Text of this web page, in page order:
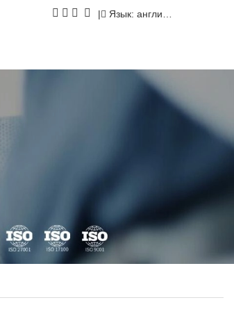
| Язык: английский